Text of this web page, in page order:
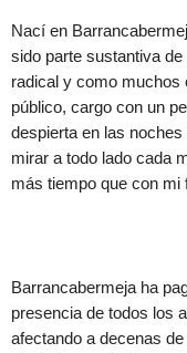
Nací en
sido parte sustantiva
radical y como muchos
público, cargo con un
despierta en las
mirar a todo lado cada
más tiempo que con mi
Barrancabermeja ha
presencia de todos los
afectando a decenas